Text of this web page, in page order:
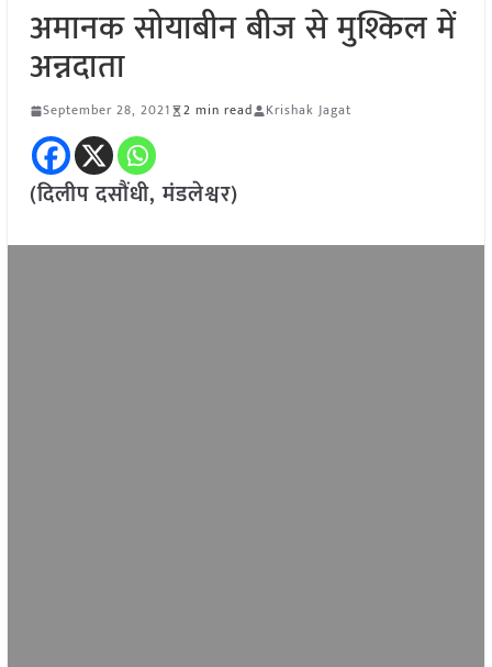
अमानक सोयाबीन बीज से मुश्किल में
अन्नदाता
September 28, 2021 2 min read Krishak Jagat
(दिलीप दसौंधी, मंडलेश्वर)